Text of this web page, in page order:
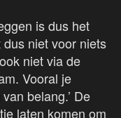
is dus het
niet voor niets
niet via de
Vooral je
belang.’ De
laten komen om